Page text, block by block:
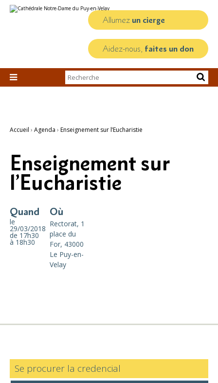
au
personnels
Allumez un cierge
Aidez-nous, faites un don

Chercher par
Recherche
Accueil › Agenda › Enseignement sur l’Eucharistie
Enseignement sur
l’Eucharistie
Quand
le
29/03/2018
de 17h30
à 18h30
Où
Rectorat, 1
place du
For, 43000
Le Puy-en-
Velay
Se procurer la credencial